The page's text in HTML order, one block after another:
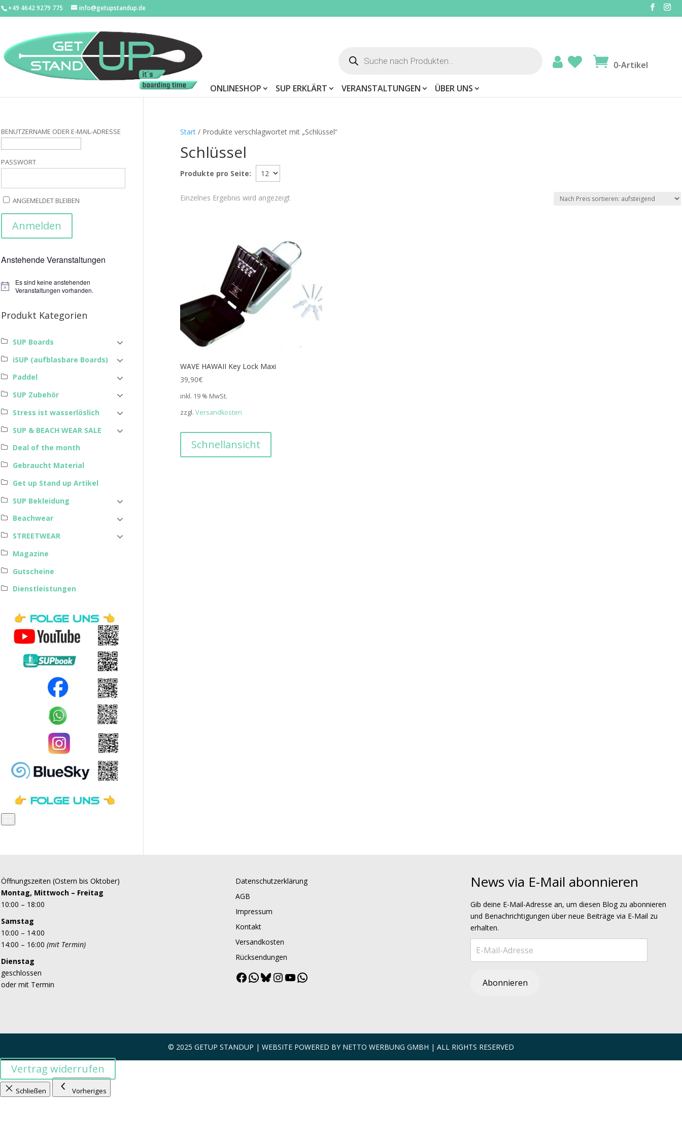
+49 4642 9279 775 info@getupstandup.de
0-Artikel
search
ONLINESHOP SUP ERKLÄRT VERANSTALTUNGEN ÜBER UNS
Start / Produkte verschlagwortet mit „Schlüssel“
Schlüssel
Produkte pro Seite:
Einzelnes Ergebnis wird angezeigt
WAVE HAWAII Key Lock Maxi
39,90€
inkl. 19 % MwSt.
zzgl.Versandkosten
Schnellansicht
BENUTZERNAME ODER E-MAIL-ADRESSE
PASSWORT
ANGEMELDET BLEIBEN
Anstehende Veranstaltungen
Hinweis
Es sind keine anstehenden
Veranstaltungen vorhanden.
Produkt Kategorien
SUP Boards
iSUP (aufblasbare Boards)
Paddel
SUP Zubehör
Stress ist wasserlöslich
SUP & BEACH WEAR SALE
Deal of the month
Gebraucht Material
Get up Stand up Artikel
SUP Bekleidung
Beachwear
STREETWEAR
Magazine
Gutscheine
Dienstleistungen
Öffnungszeiten (Ostern bis Oktober)
Montag, Mittwoch – Freitag
10:00 – 18:00
Samstag
10:00 – 14:00
14:00 – 16:00 (mit Termin)
Dienstag
geschlossen
oder mit Termin
Datenschutzerklärung
AGB
Impressum
Kontakt
Versandkosten
Rücksendungen
Facebook
WhatsApp
BlueskyInstagram
YouTube
News via E-Mail abonnieren
Gib deine E-Mail-Adresse an, um diesen Blog zu abonnieren
und Benachrichtigungen über neue Beiträge via E-Mail zu
erhalten.
E-Mail-Adresse
Abonnieren
© 2025 GETUP STANDUP | WEBSITE POWERED BY NETTO WERBUNG GMBH | ALL RIGHTS RESERVED
Vertrag widerrufen
Schließen Vorheriges